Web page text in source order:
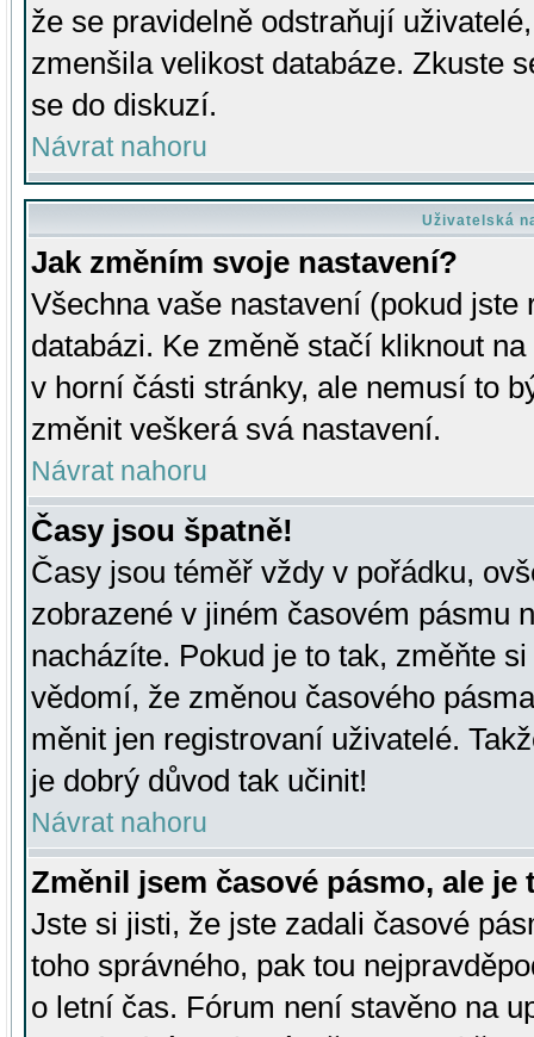
že se pravidelně odstraňují
zmenšila velikost databáze. Zkuste
se do diskuzí.
Návrat nahoru
Uživatelská
Jak změním svoje nastavení?
Všechna vaše nastavení (pokud
databázi. Ke změně stačí kliknout
v horní části stránky, ale nemusí to
změnit veškerá svá nastavení.
Návrat nahoru
Časy jsou špatně!
Časy jsou téměř vždy v pořádku,
zobrazené v jiném časovém pásmu
nacházíte. Pokud je to tak, změňte
vědomí, že změnou časového
měnit jen registrovaní uživatelé.
je dobrý důvod tak učinit!
Návrat nahoru
Změnil jsem časové pásmo, ale je
Jste si jisti, že jste zadali časové
toho správného, pak tou
o letní čas. Fórum není stavěno na